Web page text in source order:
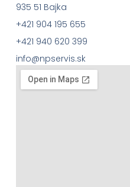
935 51 Bajka
+421 904 195 655
+421 940 620 399
info@npservis.sk